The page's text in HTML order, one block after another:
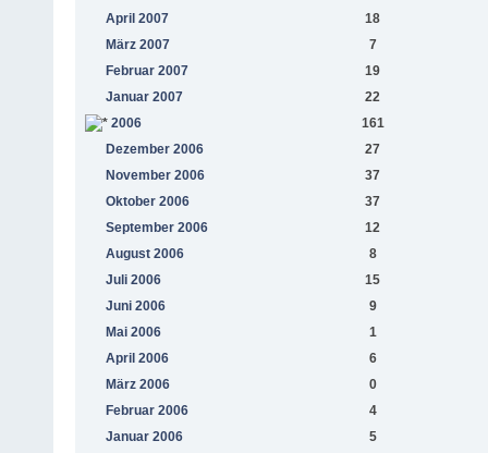
April 2007
18
März 2007
7
Februar 2007
19
Januar 2007
22
2006
161
Dezember 2006
27
November 2006
37
Oktober 2006
37
September 2006
12
August 2006
8
Juli 2006
15
Juni 2006
9
Mai 2006
1
April 2006
6
März 2006
0
Februar 2006
4
Januar 2006
5